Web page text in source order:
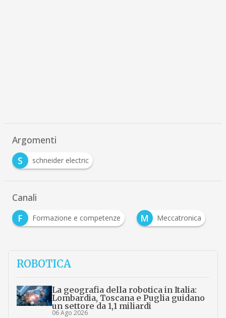
Argomenti
S
schneider electric
Canali
F
Formazione e competenze M Meccatronica
ROBOTICA
La geografia della robotica in Italia:
Lombardia, Toscana e Puglia guidano
un settore da 1,1 miliardi
06 Ago 2026